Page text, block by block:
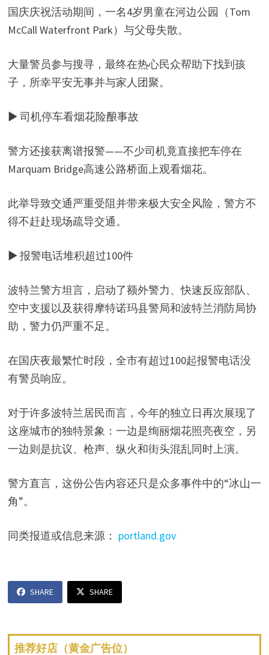
国庆庆祝活动期间，一名4岁男童在河边公园（Tom
McCall Waterfront Park）与父母失散。
大量警员参与搜寻，最终在热心民众帮助下找到孩
子，所幸平安无事并与家人团聚。
▶ 司机停车看烟花险酿事故
警方还接获离谱报警——不少司机竟直接把车停在
Marquam Bridge高速公路桥面上观看烟花。
此举导致交通严重受阻并带来极大安全风险，警方不
得不赶赴现场疏导交通。
▶ 报警电话堆积超过100件
波特兰警方坦言，启动了额外警力、快速反应部队、
空中支援以及获得摩特诺玛县警局和波特兰消防局协
助，警力仍严重不足。
在国庆夜最繁忙时段，全市有超过100起报警电话没
有警员响应。
对于许多波特兰居民而言，今年的独立日再次展现了
这座城市的独特景象：一边是绚丽烟花照亮夜空，另
一边则是抗议、枪声、纵火和街头混乱同时上演。
警方直言，这份公告内容还只是众多事件中的“冰山一
角”。
同类报道或信息来源： portland.gov
SHARE SHARE
推荐好店（黄金广告位）